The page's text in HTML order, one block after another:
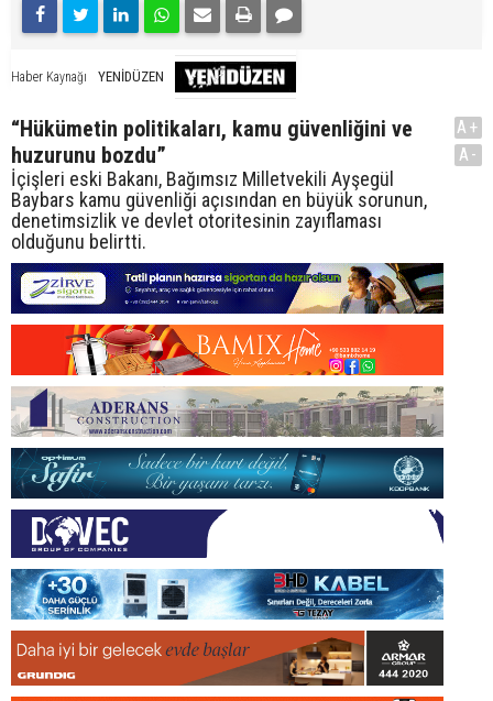
Haber Kaynağı YENİDÜZEN
“Hükümetin politikaları, kamu güvenliğini ve
huzurunu bozdu”
İçişleri eski Bakanı, Bağımsız Milletvekili Ayşegül
Baybars kamu güvenliği açısından en büyük sorunun,
denetimsizlik ve devlet otoritesinin zayıflaması
olduğunu belirtti.
A+
A-